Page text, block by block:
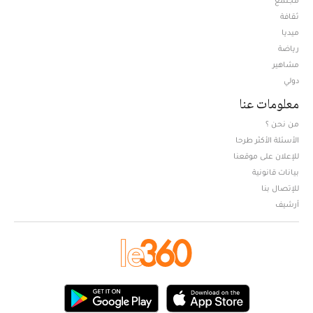
ثقافة
ميديا
رياضة
مشاهير
دولي
معلومات عنا
من نحن ؟
الأسئلة الأكثر طرحا
للإعلان على موقعنا
بيانات قانونية
للإتصال بنا
أرشيف